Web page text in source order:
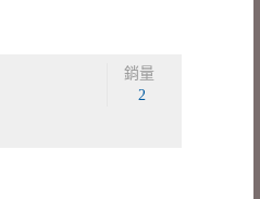
銷量
2